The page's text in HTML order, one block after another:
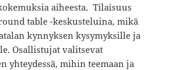
aiheesta. Tilaisuus
table -keskusteluina, mikä
kynnyksen kysymyksille ja
Osallistujat valitsevat
yhteydessä, mihin teemaan ja